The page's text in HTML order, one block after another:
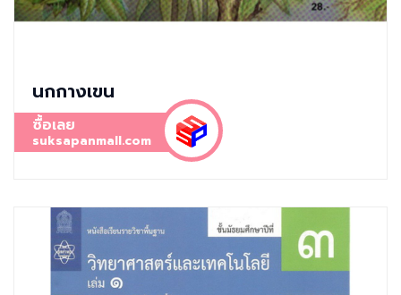
นกกางเขน
ซื้อเลย
suksapanmall.com